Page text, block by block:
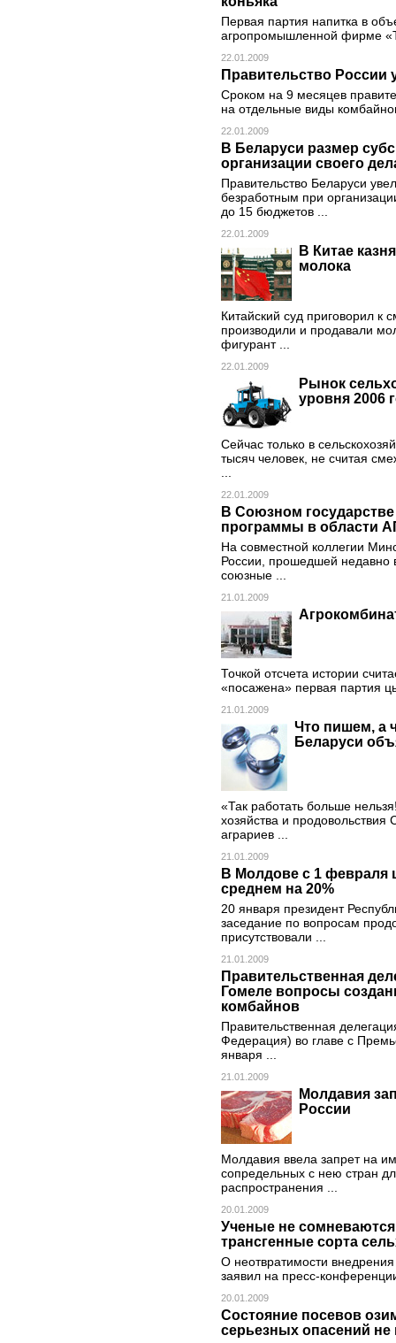
Первая партия напитка в
агропромышленной фирме
22.01.2009
Правительство
Сроком на 9 месяцев
на отдельные виды
22.01.2009
В Беларуси размер
организации своего
Правительство Беларуси
безработным при
до 15 бюджетов ...
22.01.2009
В Китае
молока
Китайский суд приговорил к
производили и продавали
фигурант ...
22.01.2009
Рынок
уровня 2006
Сейчас только в
тысяч человек, не считая
...
22.01.2009
В Союзном
программы в области
На совместной коллегии
России, прошедшей недавно
союзные ...
21.01.2009
Точкой отсчета истории
«посажена» первая партия
21.01.2009
Что пишем, а
Беларуси
«Так работать больше
хозяйства и
аграриев ...
21.01.2009
В Молдове с 1 февраля
среднем на 20%
20 января президент
заседание по вопросам
присутствовали ...
21.01.2009
Правительственная
Гомеле вопросы
комбайнов
Правительственная
Федерация) во главе с
января ...
21.01.2009
Молдавия
России
Молдавия ввела запрет на
сопредельных с нею стран
распространения ...
20.01.2009
Ученые не
трансгенные сорта
О неотвратимости
заявил на пресс-
20.01.2009
Состояние посевов
серьезных опасений